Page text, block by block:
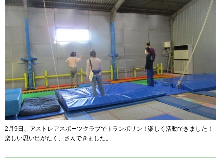
2月9日、アストレアスポーツクラブでトランポリン！楽しく活動できました！
楽しい思い出がたく、さんできました。